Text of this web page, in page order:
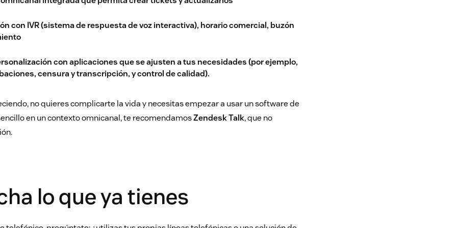
con IVR (sistema de respuesta de voz interactiva), horario comercial, buzón
con aplicaciones que se ajusten a tus necesidades (por ejemplo,
censura y transcripción, y control de calidad).
no quieres complicarte la vida y necesitas empezar a usar un software de
en un contexto omnicanal, te recomendamosZendesk Talk, que no
lo que ya tienes